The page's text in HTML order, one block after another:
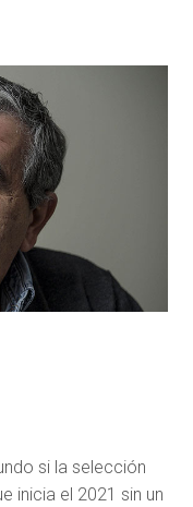
si la selección
inicia el 2021 sin un